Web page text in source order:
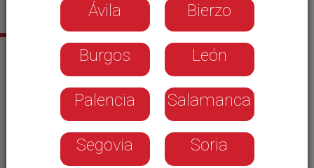
Sus últimas noticias
Ávila Bierzo
Burgos León
Palencia Salamanca
Segovia Soria